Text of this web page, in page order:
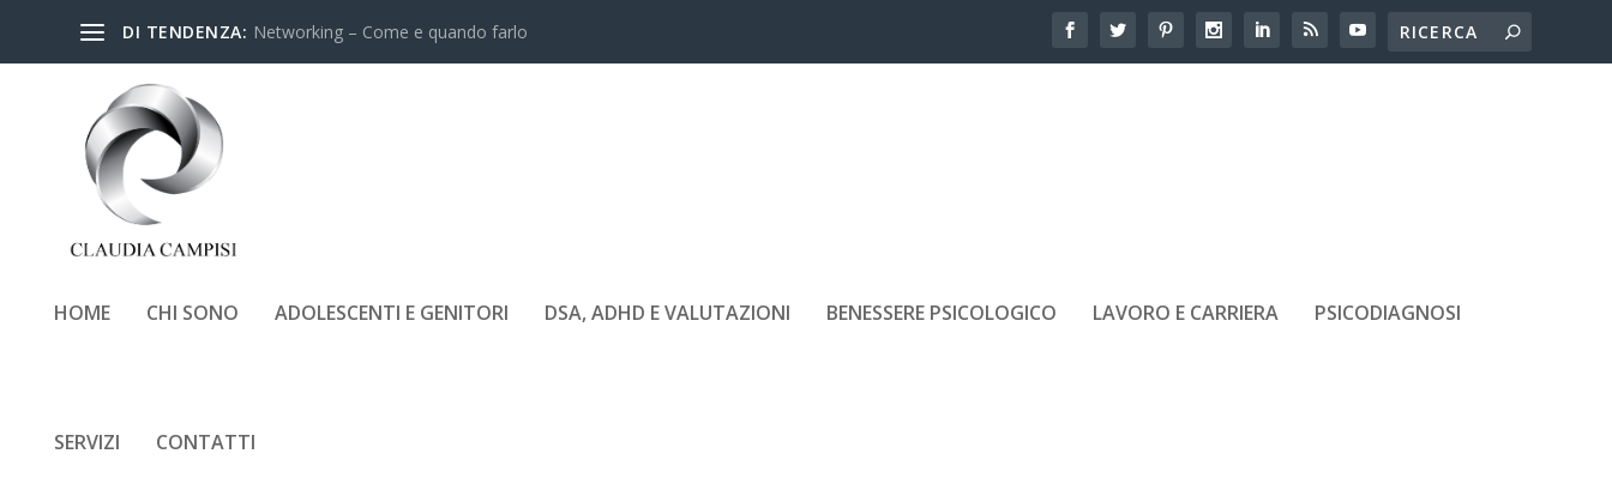
DI TENDENZA: Networking – Come e quando farlo
HOME CHI SONO ADOLESCENTI E GENITORI DSA, ADHD E VALUTAZIONI BENESSERE PSICOLOGICO LAVORO E CARRIERA PSICODIAGNOSI
SERVIZI CONTATTI